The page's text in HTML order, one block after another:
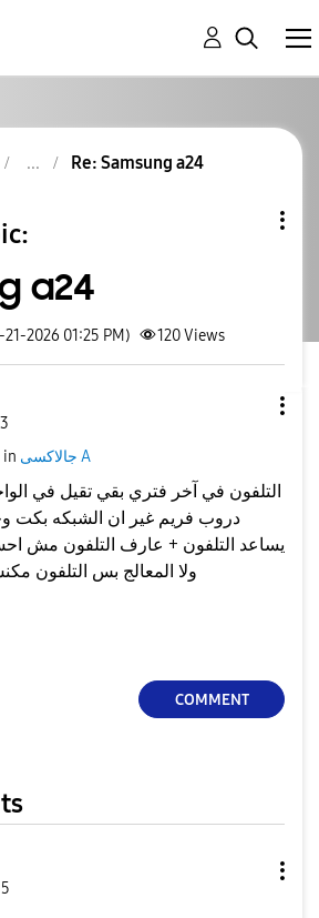
Re: Samsung a24
a24
2026 01:25 PM) 120Views
in جالاكسى A
التلفون في آخر فتري بقي تقيل في
دروب فريم غير ان الشبكه
يساعد التلفون + عارف التلفون مش
COMMENT